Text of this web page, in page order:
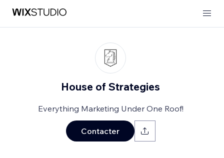
House of Strategies
Everything Marketing Under One Roof!
Contacter